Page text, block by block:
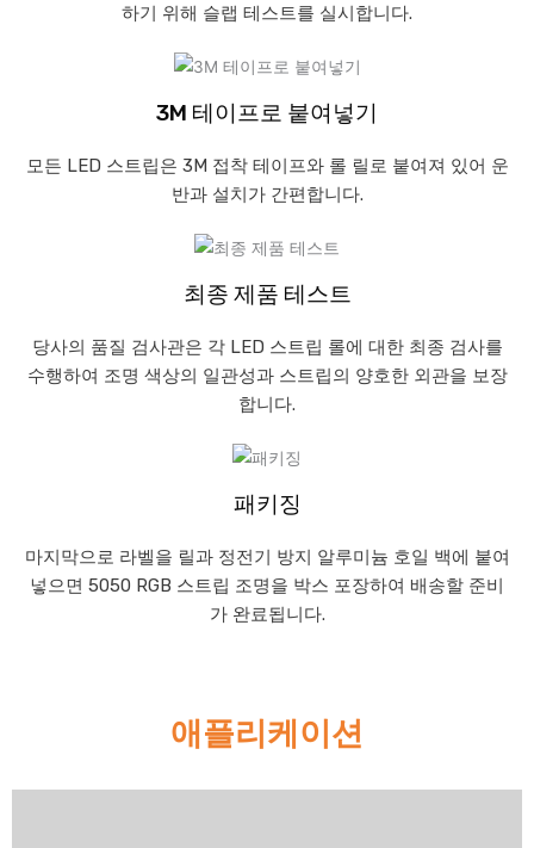
하기 위해 슬랩 테스트를 실시합니다.
3M 테이프로 붙여넣기
모든 LED 스트립은 3M 접착 테이프와 롤 릴로 붙여져 있어 운
반과 설치가 간편합니다.
최종 제품 테스트
당사의 품질 검사관은 각 LED 스트립 롤에 대한 최종 검사를
수행하여 조명 색상의 일관성과 스트립의 양호한 외관을 보장
합니다.
패키징
마지막으로 라벨을 릴과 정전기 방지 알루미늄 호일 백에 붙여
넣으면 5050 RGB 스트립 조명을 박스 포장하여 배송할 준비
가 완료됩니다.
애플리케이션